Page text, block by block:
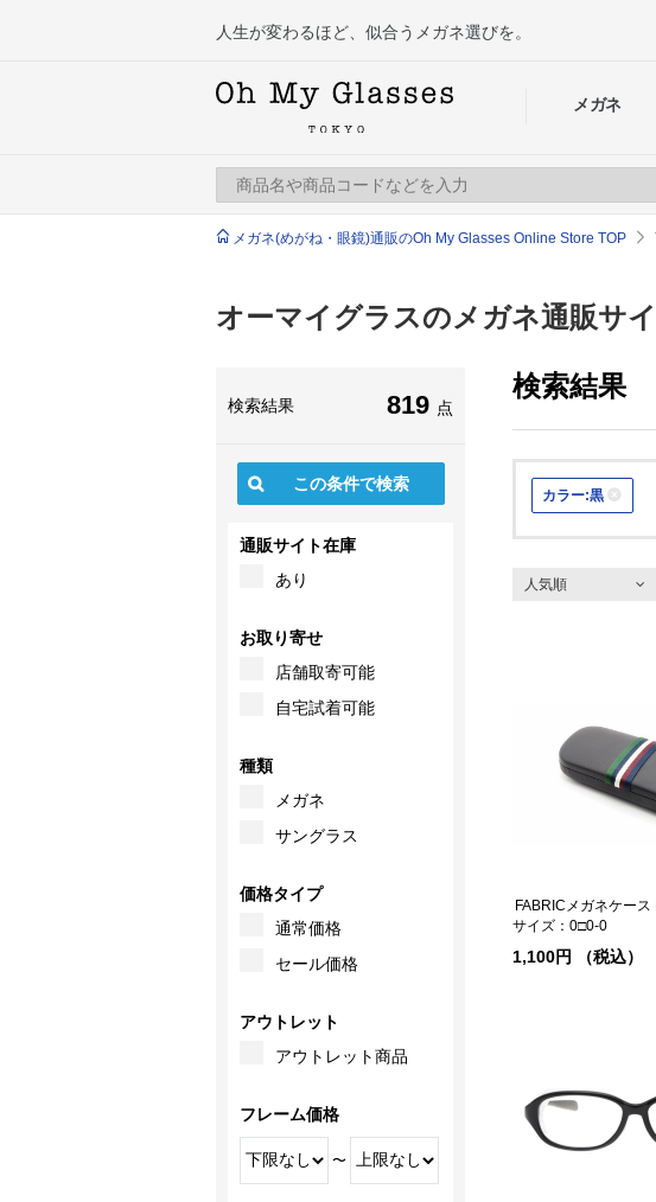
メガネ
人生が変わるほど、似合うメガネ選びを。
メガネ(めがね・眼鏡)通販のOh My Glasses Online Store TOP
オーマイグラスのメガネ通販サ
検索結果
カラー:黒
人気順
サイズ：0□0-0
1,100円 （税込）
検索結果 819 点
通販サイト在庫
あり
お取り寄せ
店舗取寄可能
自宅試着可能
種類
メガネ
サングラス
価格タイプ
通常価格
セール価格
アウトレット
アウトレット商品
フレーム価格
〜